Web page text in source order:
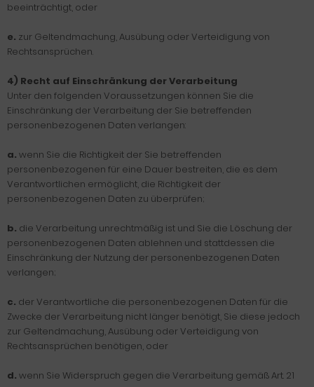
beeinträchtigt, oder
e. zur Geltendmachung, Ausübung oder Verteidigung von
Rechtsansprüchen.
4) Recht auf Einschränkung der Verarbeitung
Unter den folgenden Voraussetzungen können Sie die
Einschränkung der Verarbeitung der Sie betreffenden
personenbezogenen Daten verlangen:
a. wenn Sie die Richtigkeit der Sie betreffenden
personenbezogenen für eine Dauer bestreiten, die es dem
Verantwortlichen ermöglicht, die Richtigkeit der
personenbezogenen Daten zu überprüfen;
b. die Verarbeitung unrechtmäßig ist und Sie die Löschung der
personenbezogenen Daten ablehnen und stattdessen die
Einschränkung der Nutzung der personenbezogenen Daten
verlangen;
c. der Verantwortliche die personenbezogenen Daten für die
Zwecke der Verarbeitung nicht länger benötigt, Sie diese jedoch
zur Geltendmachung, Ausübung oder Verteidigung von
Rechtsansprüchen benötigen, oder
d. wenn Sie Widerspruch gegen die Verarbeitung gemäß Art. 21